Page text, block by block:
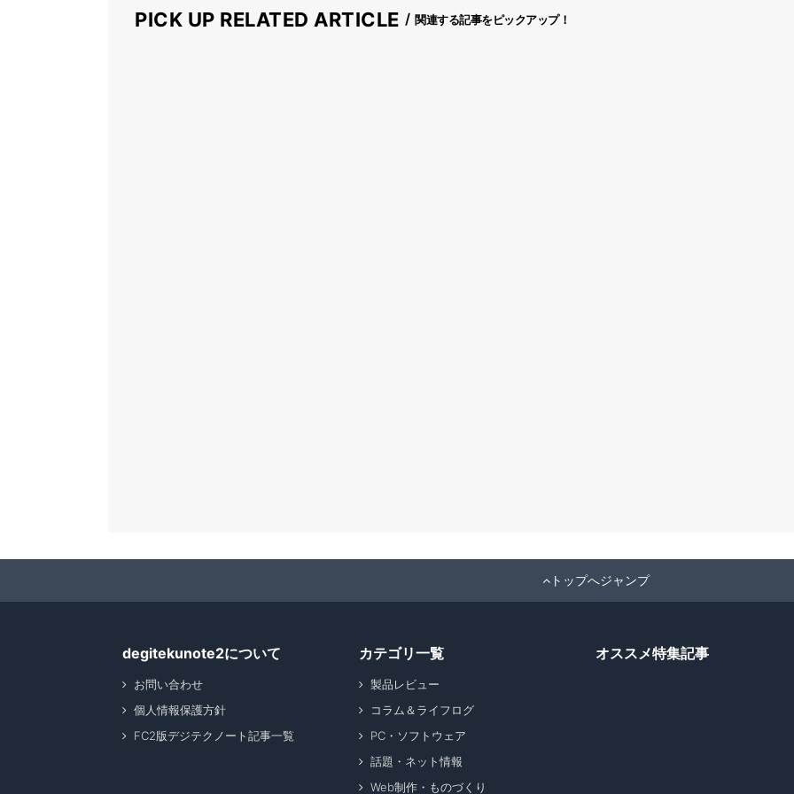
PICK UP RELATED ARTICLE 関連する記事をピックアップ！
トップへジャンプ
degitekunote2について
お問い合わせ
個人情報保護方針
FC2版デジテクノート記事一覧
カテゴリ一覧
製品レビュー
コラム＆ライフログ
PC・ソフトウェア
話題・ネット情報
Web制作・ものづくり
オススメ特集記事